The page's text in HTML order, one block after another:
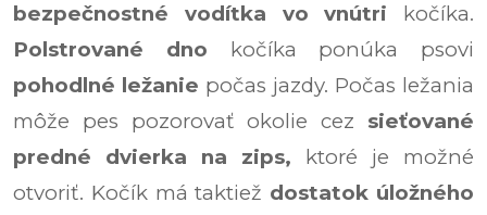
bezpečnostné vodítka vo vnútri kočíka.
Polstrované dno kočíka ponúka psovi
pohodlné ležanie počas jazdy. Počas ležania
môže pes pozorovať okolie cez sieťované
predné dvierka na zips, ktoré je možné
otvoriť. Kočík má taktiež dostatok úložného